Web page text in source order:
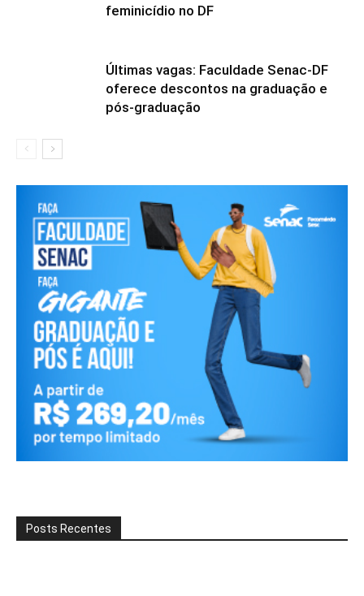
feminicídio no DF
Últimas vagas: Faculdade Senac-DF
oferece descontos na graduação e
pós-graduação
Posts Recentes